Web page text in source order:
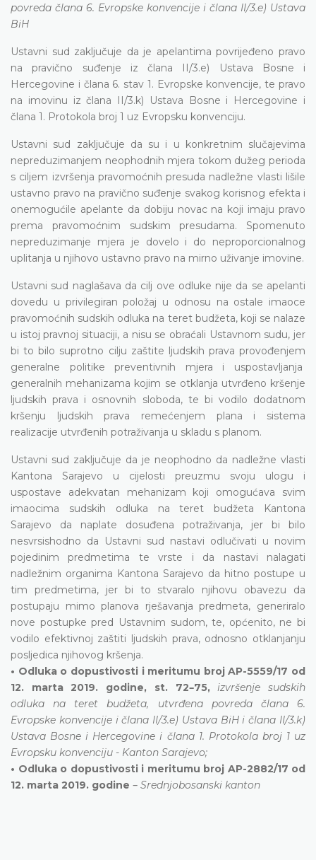
povreda člana 6. Evropske konvencije i člana II/3.e) Ustava
BiH
Ustavni sud zaključuje da je apelantima povrijeđeno pravo
na pravično suđenje iz člana II/3.e) Ustava Bosne i
Hercegovine i člana 6. stav 1. Evropske konvencije, te pravo
na imovinu iz člana II/3.k) Ustava Bosne i Hercegovine i
člana 1. Protokola broj 1 uz Evropsku konvenciju.
Ustavni sud zaključuje da su i u konkretnim slučajevima
nepreduzimanjem neophodnih mjera tokom dužeg perioda
s ciljem izvršenja pravomoćnih presuda nadležne vlasti lišile
ustavno pravo na pravično suđenje svakog korisnog efekta i
onemogućile apelante da dobiju novac na koji imaju pravo
prema pravomoćnim sudskim presudama. Spomenuto
nepreduzimanje mjera je dovelo i do neproporcionalnog
uplitanja u njihovo ustavno pravo na mirno uživanje imovine.
Ustavni sud naglašava da cilj ove odluke nije da se apelanti
dovedu u privilegiran položaj u odnosu na ostale imaoce
pravomoćnih sudskih odluka na teret budžeta, koji se nalaze
u istoj pravnoj situaciji, a nisu se obraćali Ustavnom sudu, jer
bi to bilo suprotno cilju zaštite ljudskih prava provođenjem
generalne politike preventivnih mjera i uspostavljanja
generalnih mehanizama kojim se otklanja utvrđeno kršenje
ljudskih prava i osnovnih sloboda, te bi vodilo dodatnom
kršenju ljudskih prava remećenjem plana i sistema
realizacije utvrđenih potraživanja u skladu s planom.
Ustavni sud zaključuje da je neophodno da nadležne vlasti
Kantona Sarajevo u cijelosti preuzmu svoju ulogu i
uspostave adekvatan mehanizam koji omogućava svim
imaocima sudskih odluka na teret budžeta Kantona
Sarajevo da naplate dosuđena potraživanja, jer bi bilo
nesvrsishodno da Ustavni sud nastavi odlučivati u novim
pojedinim predmetima te vrste i da nastavi nalagati
nadležnim organima Kantona Sarajevo da hitno postupe u
tim predmetima, jer bi to stvaralo njihovu obavezu da
postupaju mimo planova rješavanja predmeta, generiralo
nove postupke pred Ustavnim sudom, te, općenito, ne bi
vodilo efektivnoj zaštiti ljudskih prava, odnosno otklanjanju
posljedica njihovog kršenja.
• Odluka o dopustivosti i meritumu broj AP-5559/17 od
12. marta 2019. godine, st. 72–75,izvršenje sudskih
odluka na teret budžeta, utvrđena povreda člana 6.
Evropske konvencije i člana II/3.e) Ustava BiH i člana II/3.k)
Ustava Bosne i Hercegovine i člana 1. Protokola broj 1 uz
Evropsku konvenciju - Kanton Sarajevo;
• Odluka o dopustivosti i meritumu broj AP-2882/17 od
12. marta 2019. godine – Srednjobosanski kanton